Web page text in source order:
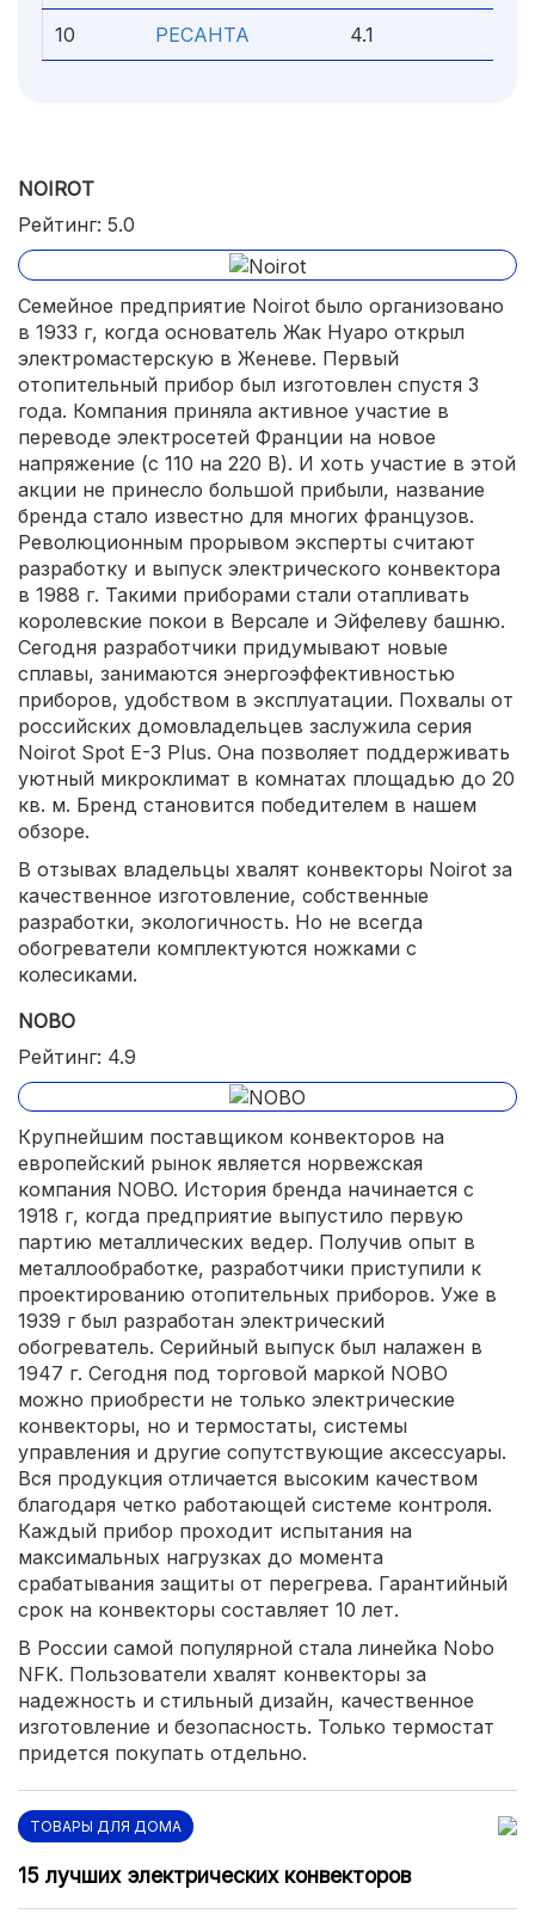
10 РЕСАНТА 4.1
NOIROT
Рейтинг: 5.0
Семейное предприятие Noirot было организовано
в 1933 г, когда основатель Жак Нуаро открыл
электромастерскую в Женеве. Первый
отопительный прибор был изготовлен спустя 3
года. Компания приняла активное участие в
переводе электросетей Франции на новое
напряжение (с 110 на 220 В). И хоть участие в этой
акции не принесло большой прибыли, название
бренда стало известно для многих французов.
Революционным прорывом эксперты считают
разработку и выпуск электрического конвектора
в 1988 г. Такими приборами стали отапливать
королевские покои в Версале и Эйфелеву башню.
Сегодня разработчики придумывают новые
сплавы, занимаются энергоэффективностью
приборов, удобством в эксплуатации. Похвалы от
российских домовладельцев заслужила серия
Noirot Spot E-3 Plus. Она позволяет поддерживать
уютный микроклимат в комнатах площадью до 20
кв. м. Бренд становится победителем в нашем
обзоре.
В отзывах владельцы хвалят конвекторы Noirot за
качественное изготовление, собственные
разработки, экологичность. Но не всегда
обогреватели комплектуются ножками с
колесиками.
NOBO
Рейтинг: 4.9
Крупнейшим поставщиком конвекторов на
европейский рынок является норвежская
компания NOBO. История бренда начинается с
1918 г, когда предприятие выпустило первую
партию металлических ведер. Получив опыт в
металлообработке, разработчики приступили к
проектированию отопительных приборов. Уже в
1939 г был разработан электрический
обогреватель. Серийный выпуск был налажен в
1947 г. Сегодня под торговой маркой NOBO
можно приобрести не только электрические
конвекторы, но и термостаты, системы
управления и другие сопутствующие аксессуары.
Вся продукция отличается высоким качеством
благодаря четко работающей системе контроля.
Каждый прибор проходит испытания на
максимальных нагрузках до момента
срабатывания защиты от перегрева. Гарантийный
срок на конвекторы составляет 10 лет.
В России самой популярной стала линейка Nobo
NFK. Пользователи хвалят конвекторы за
надежность и стильный дизайн, качественное
изготовление и безопасность. Только термостат
придется покупать отдельно.
ТОВАРЫ ДЛЯ ДОМА
15 лучших электрических конвекторов